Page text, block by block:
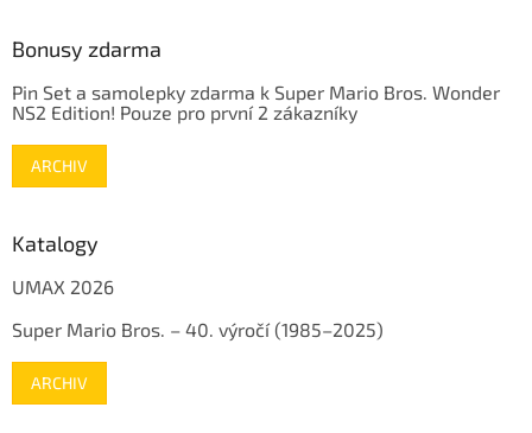
Bonusy zdarma
Pin Set a samolepky zdarma k Super Mario Bros. Wonder
NS2 Edition! Pouze pro první 2 zákazníky
ARCHIV
Katalogy
UMAX 2026
Super Mario Bros. – 40. výročí (1985–2025)
ARCHIV